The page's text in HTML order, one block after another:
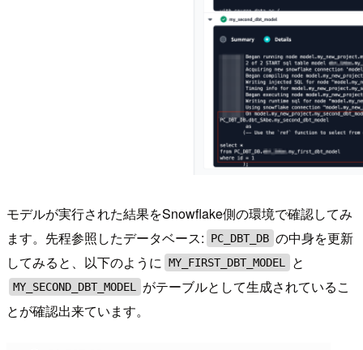
モデルが実行された結果をSnowflake側の環境で確認してみ
ます。先程参照したデータベース:
PC_DBT_DB の中身を更新
してみると、以下のように MY_FIRST_DBT_MODEL と
MY_SECOND_DBT_MODEL
がテーブルとして生成されているこ
とが確認出来ています。